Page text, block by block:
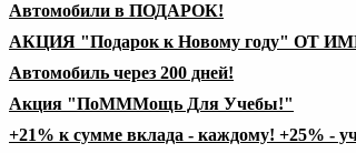
Автомобили в ПОДАРОК!
АКЦИЯ "Подарок к Новому году" ОТ
Автомобиль через 200 дней!
Акция "ПоМММощь Для Учебы!"
+21% к сумме вклада - каждому! +25% -